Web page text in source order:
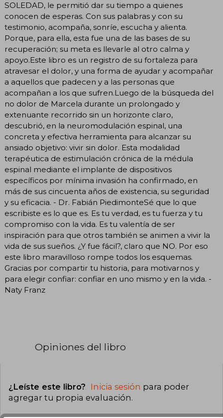
SOLEDAD, le permitió dar su tiempo a quienes
conocen de esperas. Con sus palabras y con su
testimonio, acompaña, sonríe, escucha y alienta.
Porque, para ella, esta fue una de las bases de su
recuperación; su meta es llevarle al otro calma y
apoyo.Este libro es un registro de su fortaleza para
atravesar el dolor, y una forma de ayudar y acompañar
a aquellos que padecen y a las personas que
acompañan a los que sufren.Luego de la búsqueda del
no dolor de Marcela durante un prolongado y
extenuante recorrido sin un horizonte claro,
descubrió, en la neuromodulación espinal, una
concreta y efectiva herramienta para alcanzar su
ansiado objetivo: vivir sin dolor. Esta modalidad
terapéutica de estimulación crónica de la médula
espinal mediante el implante de dispositivos
específicos por mínima invasión ha confirmado, en
más de sus cincuenta años de existencia, su seguridad
y su eficacia. - Dr. Fabián PiedimonteSé que lo que
escribiste es lo que es. Es tu verdad, es tu fuerza y tu
compromiso con la vida. Es tu valentía de ser
inspiración para que otros también se animen a vivir la
vida de sus sueños. ¿Y fue fácil?, claro que NO. Por eso
este libro maravilloso rompe todos los esquemas.
Gracias por compartir tu historia, para motivarnos y
para elegir confiar: confiar en uno mismo y en la vida. -
Naty Franz
Opiniones del libro
¿Leíste este libro? Inicia sesión para poder
agregar tu propia evaluación.